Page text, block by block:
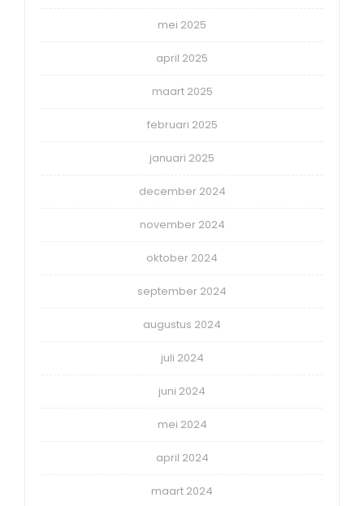
mei 2025
april 2025
maart 2025
februari 2025
januari 2025
december 2024
november 2024
oktober 2024
september 2024
augustus 2024
juli 2024
juni 2024
mei 2024
april 2024
maart 2024